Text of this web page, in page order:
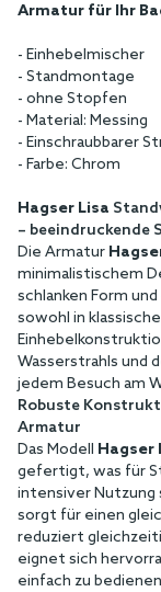
Armatur für Ihr
- Einhebelmischer
- Standmontage
- ohne Stopfen
- Material: Messing
- Einschraubbarer
- Farbe: Chrom
Hagser Lisa
– beeindruckende
Die Armatur
minimalistischem
schlanken Form
sowohl in
Wasserstrahls und
jedem Besuch am
Robuste
Armatur
Das Modell Hagser
gefertigt, was für
intensiver Nutzung
sorgt für einen
reduziert
eignet sich
einfach zu